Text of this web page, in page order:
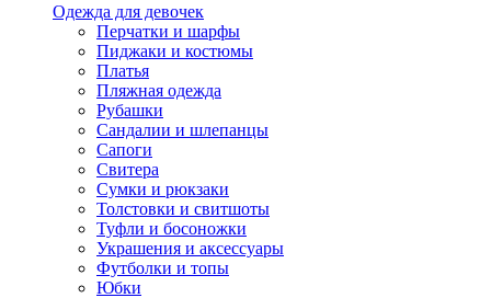
Одежда для девочек
Перчатки и шарфы
Пиджаки и костюмы
Платья
Пляжная одежда
Рубашки
Сандалии и шлепанцы
Сапоги
Свитера
Сумки и рюкзаки
Толстовки и свитшоты
Туфли и босоножки
Украшения и аксессуары
Футболки и топы
Юбки